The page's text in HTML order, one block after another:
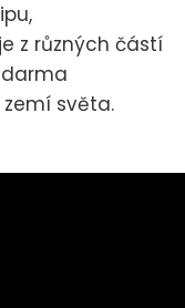
z různých částí
světa.